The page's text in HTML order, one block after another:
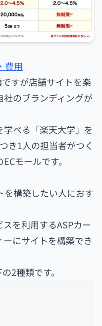
費用
すが店舗サイトを楽
のブランディングが
べる「楽天大学」を
き1人の担当者がつく
モールです。
を構築したい人におす
を利用するASPカー
ーにサイトを構築でき
2種類です。